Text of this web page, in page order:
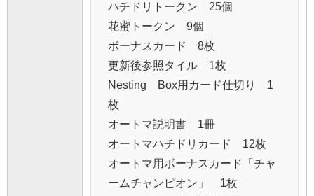
ハチドリトークン 25個
花蜜トークン 9個
ボーナスカード 8枚
更新後参照タイル 1枚
Nesting Box用カード仕切り 1
枚
オートマ説明書 1冊
オートマハチドリカード 12枚
オートマ用ボーナスカード「チャ
ームチャンピオン」 1枚